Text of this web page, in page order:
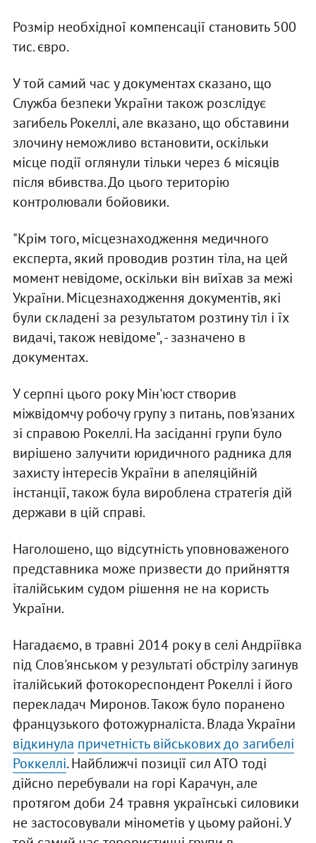
Розмір необхідної компенсації становить 500
тис. євро.
У той самий час у документах сказано, що
Служба безпеки України також розслідує
загибель Рокеллі, але вказано, що обставини
злочину неможливо встановити, оскільки
місце події оглянули тільки через 6 місяців
після вбивства. До цього територію
контролювали бойовики.
"Крім того, місцезнаходження медичного
експерта, який проводив розтин тіла, на цей
момент невідоме, оскільки він виїхав за межі
України. Місцезнаходження документів, які
були складені за результатом розтину тіл і їх
видачі, також невідоме", - зазначено в
документах.
У серпні цього року Мін'юст створив
міжвідомчу робочу групу з питань, пов'язаних
зі справою Рокеллі. На засіданні групи було
вирішено залучити юридичного радника для
захисту інтересів України в апеляційній
інстанції, також була вироблена стратегія дій
держави в цій справі.
Наголошено, що відсутність уповноваженого
представника може призвести до прийняття
італійським судом рішення не на користь
України.
Нагадаємо, в травні 2014 року в селі Андріївка
під Слов'янськом у результаті обстрілу загинув
італійський фотокореспондент Рокеллі і його
перекладач Миронов. Також було поранено
французького фотожурналіста. Влада України
відкинула причетність військових до загибелі
Роккеллі. Найближчі позиції сил АТО тоді
дійсно перебували на горі Карачун, але
протягом доби 24 травня українські силовики
не застосовували мінометів у цьому районі. У